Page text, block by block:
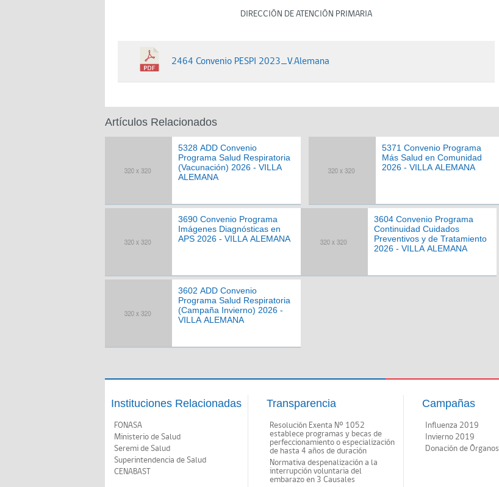
DIRECCIÓN DE ATENCIÓN PRIMARIA
2464 Convenio PESPI 2023_V.Alemana
Artículos Relacionados
5328 ADD Convenio
Programa Salud Respiratoria
(Vacunación) 2026 - VILLA
ALEMANA
5371 Convenio Programa
Más Salud en Comunidad
2026 - VILLA ALEMANA
3690 Convenio Programa
Imágenes Diagnósticas en
APS 2026 - VILLA ALEMANA
3604 Convenio Programa
Continuidad Cuidados
Preventivos y de Tratamiento
2026 - VILLA ALEMANA
3602 ADD Convenio
Programa Salud Respiratoria
(Campaña Invierno) 2026 -
VILLA ALEMANA
Instituciones Relacionadas
FONASA
Ministerio de Salud
Seremi de Salud
Superintendencia de Salud
CENABAST
Transparencia
Resolución Exenta Nº 1052
establece programas y becas de
perfeccionamiento o especialización
de hasta 4 años de duración
Normativa despenalización a la
interrupción voluntaria del
embarazo en 3 Causales
Campañas
Influenza 2019
Invierno 2019
Donación de Órganos